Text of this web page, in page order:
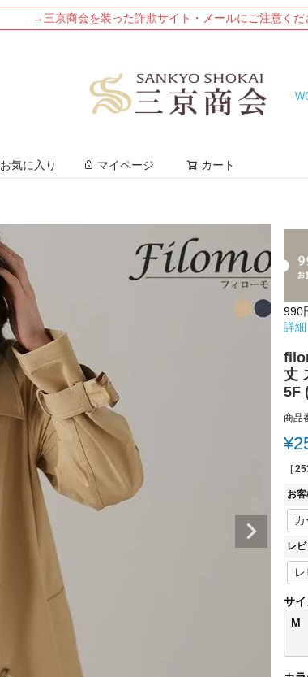
→三京商会を装った詐欺サイト・メールにご注意くだ
お気に入り マイページ カート
990
詳
丈
5F
商品
¥
[
お
レ
サ
M